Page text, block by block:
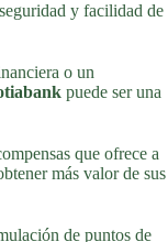
y facilidad de
o un
puede ser una
que ofrece a
más valor de sus
de puntos de